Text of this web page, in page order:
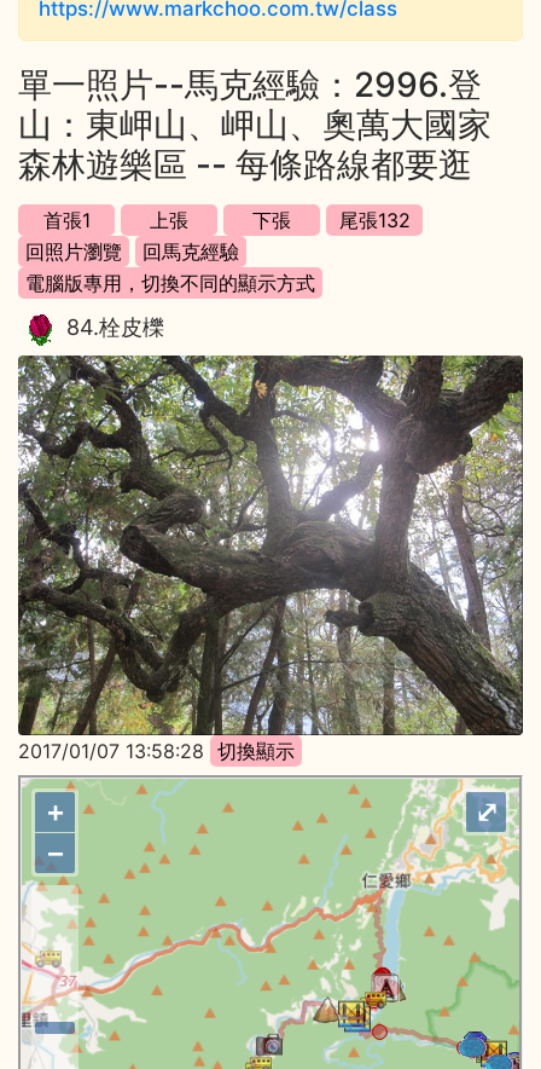
https://www.markchoo.com.tw/class
單一照片--馬克經驗：2996.登
山：東岬山、岬山、奧萬大國家
森林遊樂區 -- 每條路線都要逛
84.栓皮櫟
2017/01/07 13:58:28
+
−
⤢